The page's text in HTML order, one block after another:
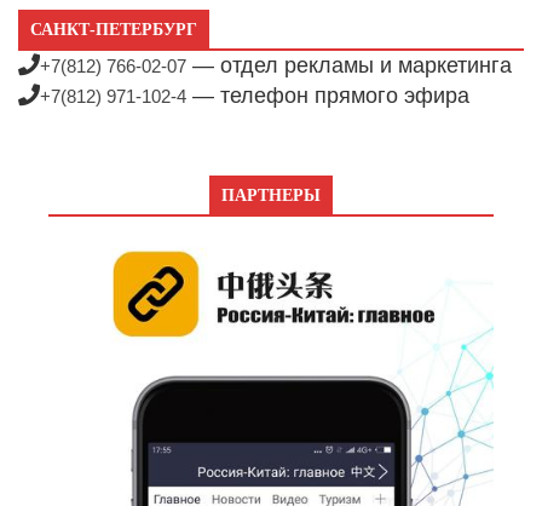
САНКТ-ПЕТЕРБУРГ
+7(812) 766-02-07 — отдел рекламы и маркетинга
+7(812) 971-102-4 — телефон прямого эфира
ПАРТНЕРЫ